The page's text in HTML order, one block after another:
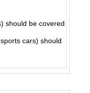
should be covered
cars) should